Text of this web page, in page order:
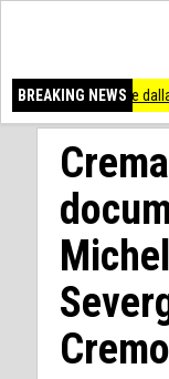
BREAKING NEWS
dalla parte degli ultimi